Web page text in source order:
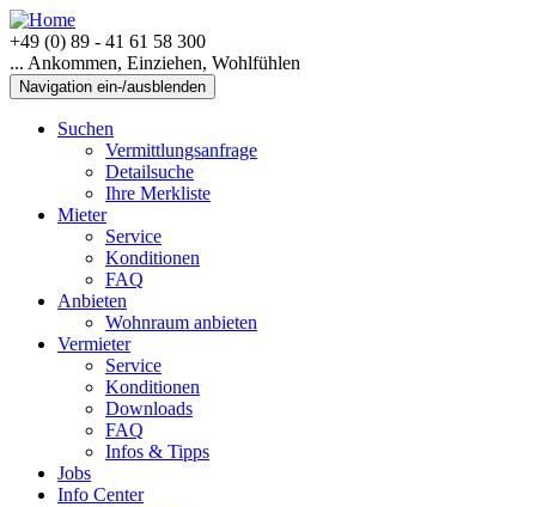
+49 (0) 89 - 41 61 58 300
... Ankommen, Einziehen, Wohlfühlen
Navigation ein-/ausblenden
Suchen
Vermittlungsanfrage
Detailsuche
Ihre Merkliste
Mieter
Service
Konditionen
FAQ
Anbieten
Wohnraum anbieten
Vermieter
Service
Konditionen
Downloads
FAQ
Infos & Tipps
Jobs
Info Center